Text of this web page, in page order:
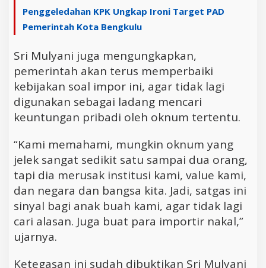
Penggeledahan KPK Ungkap Ironi Target PAD
Pemerintah Kota Bengkulu
Sri Mulyani juga mengungkapkan,
pemerintah akan terus memperbaiki
kebijakan soal impor ini, agar tidak lagi
digunakan sebagai ladang mencari
keuntungan pribadi oleh oknum tertentu.
“Kami memahami, mungkin oknum yang
jelek sangat sedikit satu sampai dua orang,
tapi dia merusak institusi kami, value kami,
dan negara dan bangsa kita. Jadi, satgas ini
sinyal bagi anak buah kami, agar tidak lagi
cari alasan. Juga buat para importir nakal,”
ujarnya.
Ketegasan ini sudah dibuktikan Sri Mulyani